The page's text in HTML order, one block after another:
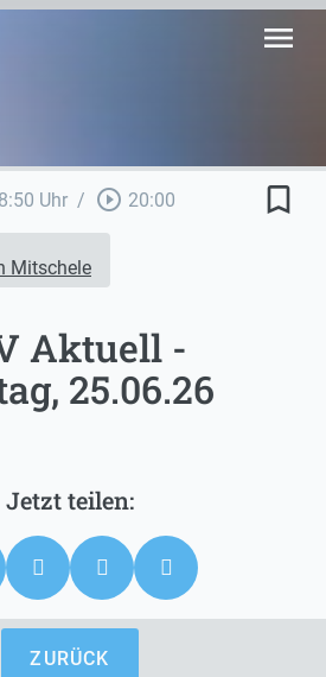
menu
Uhr / play_circle_outline 20:00 bookmark_border
Mitschele
Aktuell -
25.06.26
ZURÜCK